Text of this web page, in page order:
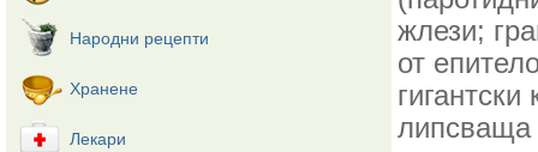
Народни рецепти
Хранене
Лекари
жлези;
от
липсваща